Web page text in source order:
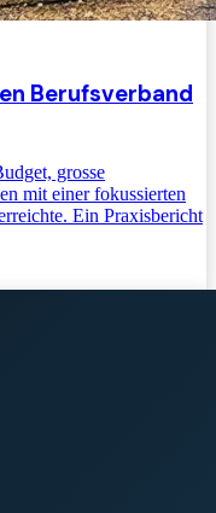
Berufsverband
grosse
mit einer fokussierten
Ein Praxisbericht